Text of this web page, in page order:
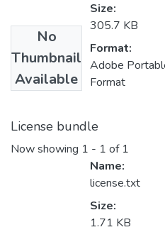
No
Thumbnail
Available
Size:
305.7 KB
Format:
Adobe
Format
License bundle
Now showing 1 - 1 of 1
Name:
license.txt
Size:
1.71 KB